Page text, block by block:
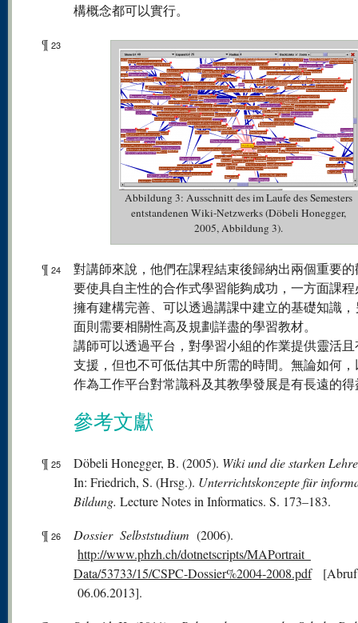
構概念都可以實行。
¶ 23
Abbildung 3: Ausschnitt des im Laufe des Semesters
entstandenen Wiki-Netzwerks (Döbeli Honegger,
2005, Abbildung 3).
¶ 24
對講師來說，他們在課程結束後歸納出兩個重要
要使具自主性的合作式學習能夠成功，一方面課
擁有建構完善、可以透過講課中建立的基礎知識
面則需要相關性高及規劃詳盡的學習教材。
講師可以透過平台，對學習小組的作業提供靈活
支援，但也不可低估其中所需的時間。無論如何
作為工作平台對常識科及其教學發展是有長遠的
參考文獻
¶ 25 Döbeli Honegger, B. (2005). Wiki und die starken
In: Friedrich, S. (Hrsg.). Unterrichtskonzepte für
Bildung. Lecture Notes in Informatics. S. 173–183.
¶ 26 Dossier Selbststudium (2006).
http://www.phzh.ch/dotnetscripts/MAPortrait_
Data/53733/15/CSPC-Dossier%2004-2008.pdf
06.06.2013].